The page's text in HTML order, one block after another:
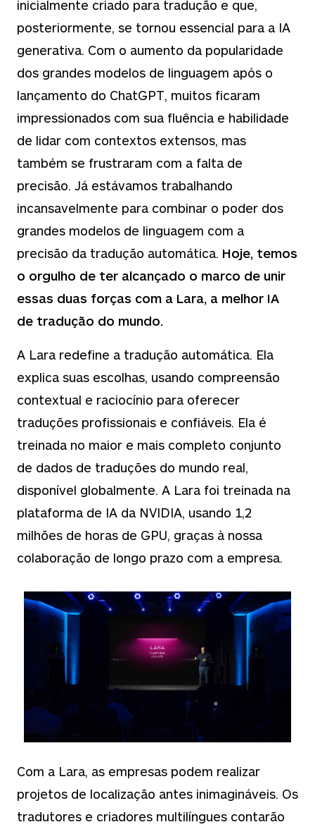
inicialmente criado para tradução e que,
posteriormente, se tornou essencial para a IA
generativa. Com o aumento da popularidade
dos grandes modelos de linguagem após o
lançamento do ChatGPT, muitos ficaram
impressionados com sua fluência e habilidade
de lidar com contextos extensos, mas
também se frustraram com a falta de
precisão. Já estávamos trabalhando
incansavelmente para combinar o poder dos
grandes modelos de linguagem com a
precisão da tradução automática. Hoje, temos
o orgulho de ter alcançado o marco de unir
essas duas forças com a Lara, a melhor IA
de tradução do mundo.
A Lara redefine a tradução automática. Ela
explica suas escolhas, usando compreensão
contextual e raciocínio para oferecer
traduções profissionais e confiáveis. Ela é
treinada no maior e mais completo conjunto
de dados de traduções do mundo real,
disponível globalmente. A Lara foi treinada na
plataforma de IA da NVIDIA, usando 1,2
milhões de horas de GPU, graças à nossa
colaboração de longo prazo com a empresa.
Com a Lara, as empresas podem realizar
projetos de localização antes inimagináveis. Os
tradutores e criadores multilíngues contarão